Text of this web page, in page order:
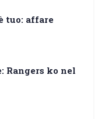
tuo: affare
Rangers ko nel